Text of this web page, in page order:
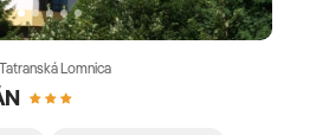
Lomnica